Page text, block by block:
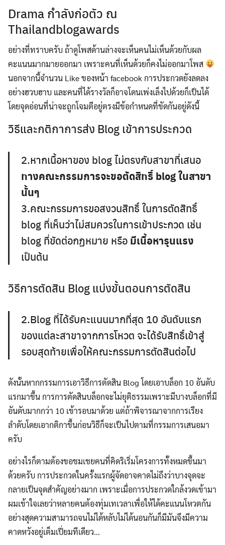
Search
for:
Drama กำลังก่อตัว ณ
Thailandblogawards
อย่างที่ทราบครับ ถ้าดูโพสด้านล่างจะเห็นคนไม่เห็นด้วยกับผล
คะแนนมากมายออกมา เพราะคนที่เห็นด้วยก็คงไม่ออกมาโพส
นอกจากนี้จำนวน Like ของหน้า facebook การประกวดยังลดลง
อย่างฮวบฮาบ และคนที่ได้รางวัลก็อาจโดนเพ่งเล็งไปด้วยก็เป็นได้
โดยจุดอ่อนที่น่าจะถูกโจมตีอยู่ตรงมีข้อกำหนดที่ขัดกันอยู่ดังนี้
วิธีและกติกาการส่ง Blog เข้าการประกวด
2.หากเนื้อหาของ blog ไม่ตรงกับสาขาที่เสนอ
ทางคณะกรรมการจะขอตัดสิทธิ์ blog ในสาขา
นั้นๆ
3.คณะกรรมการขอสงวนสิทธิ์ ในการตัดสิทธิ์
blog ที่เห็นว่าไม่สมควรในการเข้าประกวด เช่น
blog ที่ขัดต่อกฏหมาย หรือ มีเนื้อหารุนแรง
เป็นต้น
วิธีการตัดสิน Blog แบ่งขั้นตอนการตัดสิน
2.Blog ที่ได้รับคะแนนมากที่สุด 10 อันดับแรก
ของแต่ละสาขาจากการโหวต จะได้รับสิทธิ์เข้าสู่
รอบสุดท้ายเพื่อให้คณะกรรมการตัดสินต่อไป
ดังนั้นหากกรรมการเอาวิธีการตัดสิน Blog โดยเอาบล็อก 10 อันดับ
แรกมาขึ้น การการตัดสินบล็อกจะไม่ยุติธรรมเพราะมีบางบล็อกที่มี
อันดับมากกว่า 10 เข้ารอบมาด้วย แต่ถ้าพิจารณาจากการเรียง
ลำดับโดยเอากติกาขึ้นก่อนวิธีก็จะเป็นไปตามที่กรรมการเสนอมา
ครับ
อย่างไรก็ตามต้องขอชมเชยคนที่คิดริเริ่มโครงการทั้งหมดขึ้นมา
ด้วยครับ การประกวดในครั้งแรกผู้จัดอาจคาดไม่ถึงว่าบางจุดจะ
กลายเป็นจุดสำคัญอย่างมาก เพราะเมื่อการประกวดใกล้งวดเข้ามา
ผมเข้าใจเลยว่าหลายคนต้องทุ่มเทเวลาเพื่อให้ได้คะแนนโหวตกัน
อย่างสุดความสามารถจนไม่ได้หลับไม่ได้นอนกันก็มีมันจึงมีความ
คาดหวังอยู่เต็มเปี่ยมทีเดียว…